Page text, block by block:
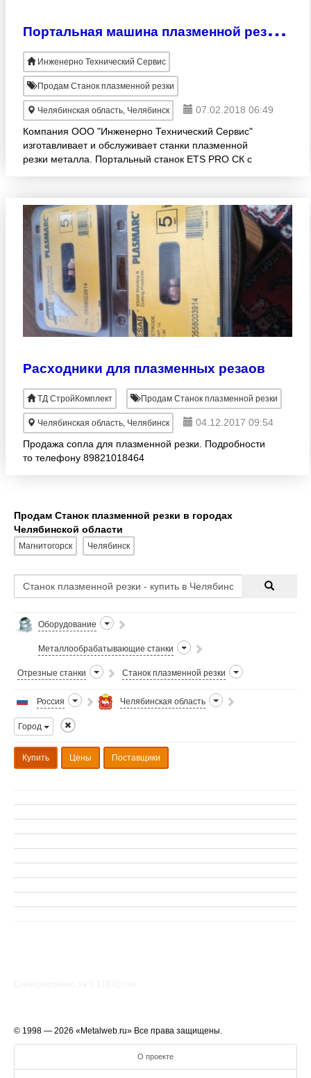
П
ортальная машина плазменной резки металла ETS PRO СК
Инженерно Технический Сервис
Продам Станок плазменной резки
Челябинская область, Челябинск
07.02.2018 06:49
Компания ООО "Инженерно Технический Сервис"
изготавливает и обслуживает станки плазменной
резки металла. Портальный станок ETS PRO СК с
Расходники для плазменных резаов
ТД СтройКомплект Продам Станок плазменной резки
Челябинская область, Челябинск
04.12.2017 09:54
Продажа сопла для плазменной резки. Подробности
то телефону 89821018464
Продам Станок плазменной резки в городах
Челябинской области
Магнитогорск Челябинск
Оборудование
Металлообрабатывающие станки
Отрезные станки Станок плазменной резки
Россия Челябинская область
Город
Купить Цены Поставщики
© 1998 — 2026 «Metalweb.ru» Все права защищены.
О проекте